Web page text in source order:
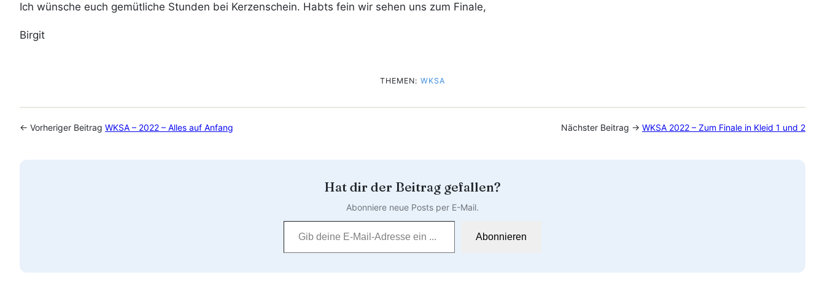
Ich wünsche euch gemütliche Stunden bei Kerzenschein. Habts fein wir sehen uns zum Finale,
Birgit
THEMEN: WKSA
← Vorheriger Beitrag WKSA – 2022 – Alles auf Anfang Nächster Beitrag → WKSA 2022 – Zum Finale in Kleid 1 und 2
Hat dir der Beitrag gefallen?
Abonniere neue Posts per E-Mail.
Gib deine E-Mail-Adresse ein …
Abonnieren